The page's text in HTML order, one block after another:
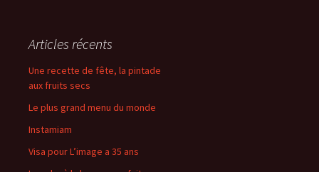
Articles récents
Une recette de fête, la pintade
aux fruits secs
Le plus grand menu du monde
Instamiam
Visa pour L’image a 35 ans